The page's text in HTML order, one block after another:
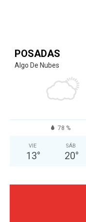
POSADAS
Algo De Nubes
78 %
VIE
13°
SÁB
20°